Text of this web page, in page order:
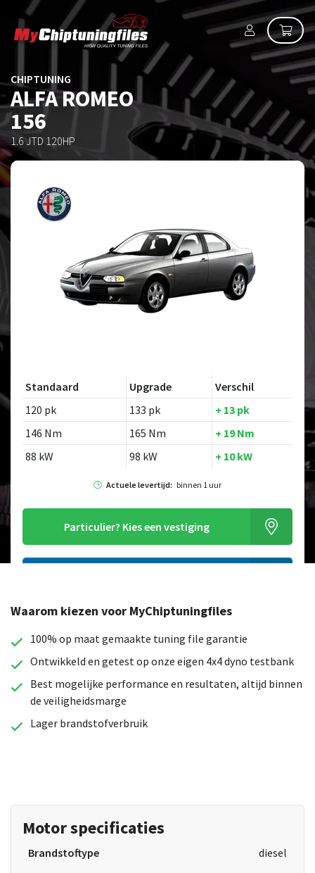
CHIPTUNING
ALFA ROMEO
156
1.6 JTD 120HP
Standaard Upgrade
Verschil
120 pk
133 pk
+ 13 pk
146 Nm
165 Nm
+ 19 Nm
88 kW
98 kW + 10 kW
Actuele levertijd: binnen 1 uur
Particulier? Kies een vestiging
Op zoek naar een ander model?
Waarom kiezen voor MyChiptuningfiles
100% op maat gemaakte tuning file garantie
Ontwikkeld en getest op onze eigen 4x4 dyno testbank
Best mogelijke performance en resultaten, altijd binnen
de veiligheidsmarge
Lager brandstofverbruik
Motor specificaties
Brandstoftype
diesel